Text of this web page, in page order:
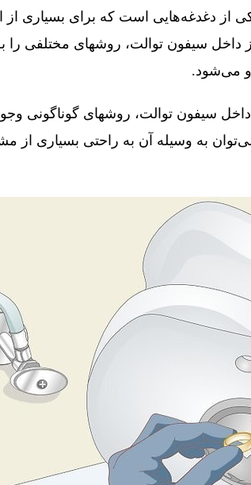
یکی از دغدغه‌هایی است که برای بسیاری
داخل سیفون توالت، روشهای مختلفی را
می‌شود.
داخل سیفون توالت، روشهای گوناگونی
به وسیله آن به راحتی بسیاری از